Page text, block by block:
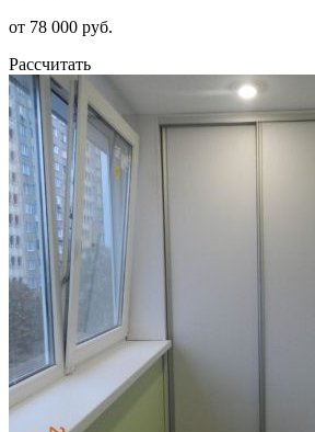
от 78 000 руб.
Рассчитать